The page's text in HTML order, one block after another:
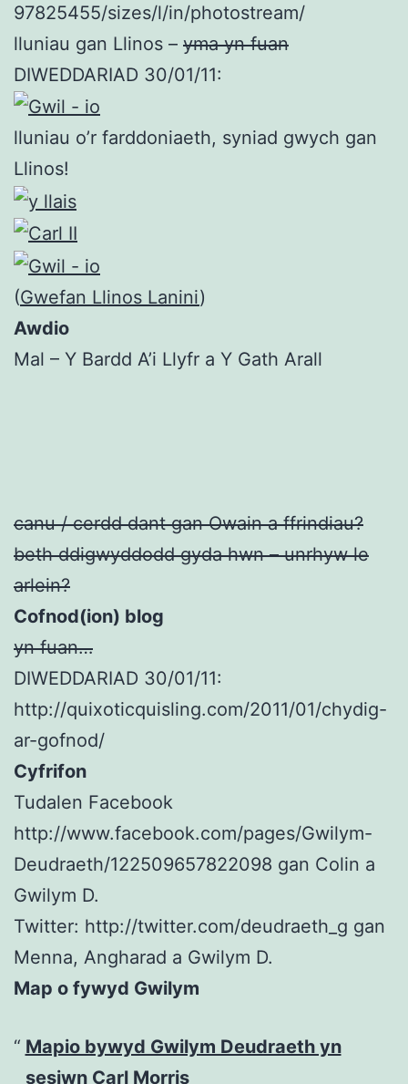
97825455/sizes/l/in/photostream/
lluniau gan Llinos – yma yn fuan
DIWEDDARIAD 30/01/11:
lluniau o’r farddoniaeth, syniad gwych gan
Llinos!
(Gwefan Llinos Lanini)
Awdio
Mal – Y Bardd A’i Llyfr a Y Gath Arall
canu / cerdd dant gan Owain a ffrindiau?
beth ddigwyddodd gyda hwn – unrhyw le
arlein?
Cofnod(ion) blog
yn fuan…
DIWEDDARIAD 30/01/11:
http://quixoticquisling.com/2011/01/chydig-
ar-gofnod/
Cyfrifon
Tudalen Facebook
http://www.facebook.com/pages/Gwilym-
Deudraeth/122509657822098 gan Colin a
Gwilym D.
Twitter: http://twitter.com/deudraeth_g gan
Menna, Angharad a Gwilym D.
Map o fywyd Gwilym
Mapio bywyd Gwilym Deudraeth yn
sesiwn Carl Morris